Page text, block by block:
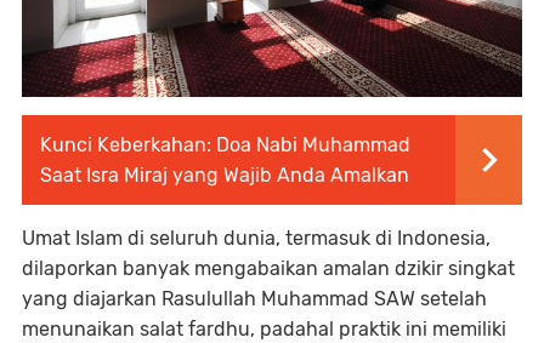
Kunci Keberkahan: Doa Nabi Muhammad
Saat Isra Miraj yang Wajib Anda Amalkan
Umat Islam di seluruh dunia, termasuk di Indonesia,
dilaporkan banyak mengabaikan amalan dzikir singkat
yang diajarkan Rasulullah Muhammad SAW setelah
menunaikan salat fardhu, padahal praktik ini memiliki